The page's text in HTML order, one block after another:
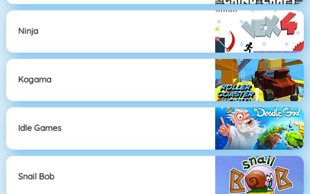
Ninja
Kogama
Idle Games
Snail Bob